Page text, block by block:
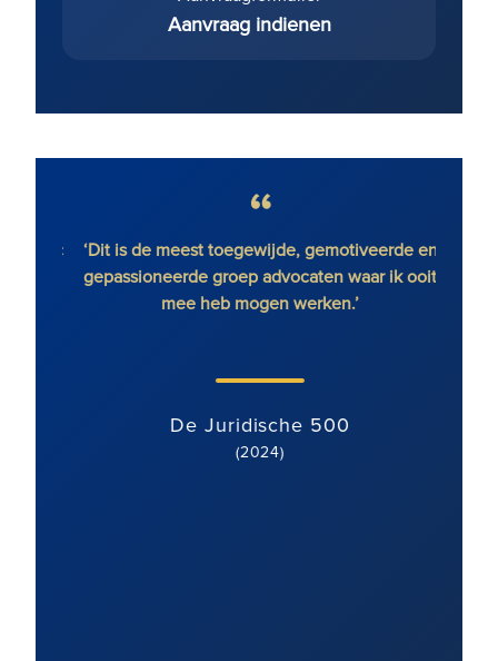
Aanvraag indienen
‘Dit is de meest toegewijde, gemotiveerde en
gepassioneerde groep advocaten waar ik ooit
mee heb mogen werken.’
De Juridische 500
(2024)